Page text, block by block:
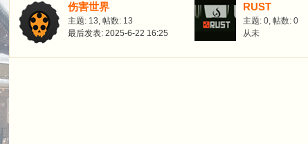
伤害世界
主题: 13,帖数: 13
最后发表: 2025-6-22 16:25
RUST
主题: 0,帖数: 0
从未